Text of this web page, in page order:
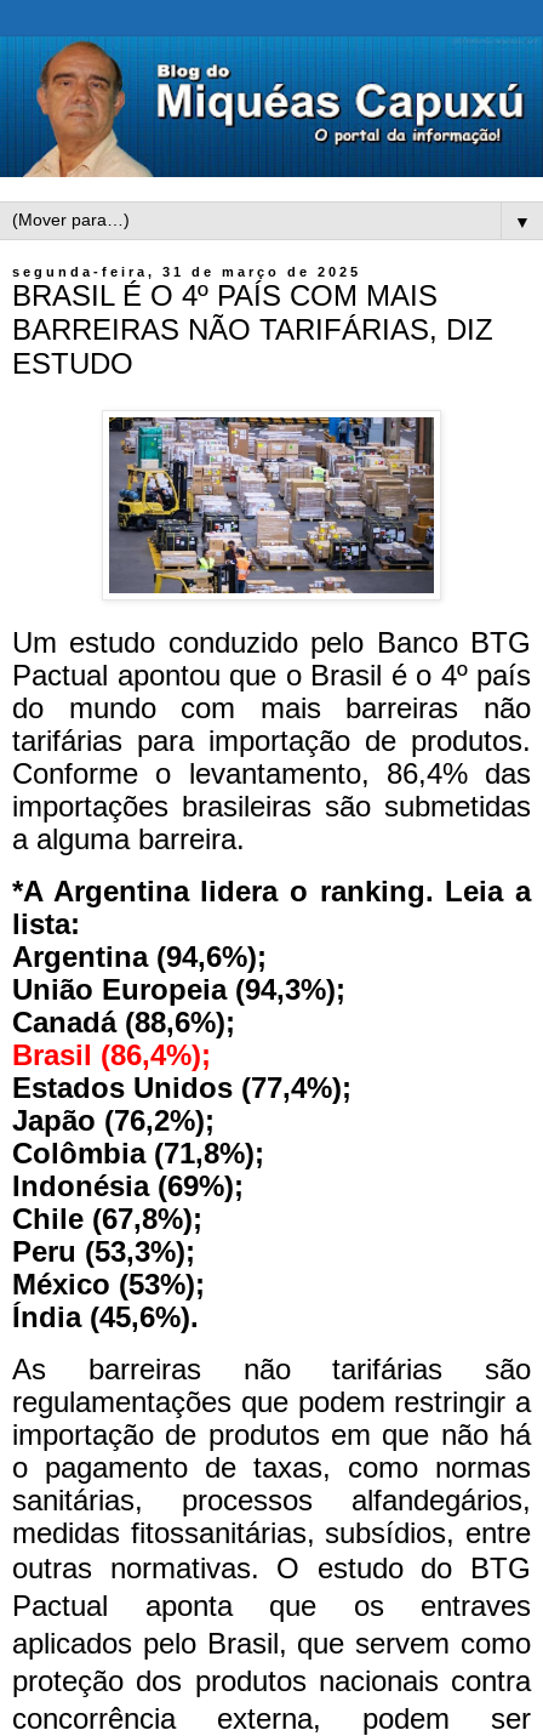
▼
segunda-feira, 31 de março de 2025
BRASIL É O 4º PAÍS COM MAIS
BARREIRAS NÃO TARIFÁRIAS, DIZ
ESTUDO
Um estudo conduzido pelo Banco BTG
Pactual apontou que o Brasil é o 4º país
do mundo com mais barreiras não
tarifárias para importação de produtos.
Conforme o levantamento, 86,4% das
importações brasileiras são submetidas
a alguma barreira.
*A Argentina lidera o ranking. Leia a
lista:
Argentina (94,6%);
União Europeia (94,3%);
Canadá (88,6%);
Brasil (86,4%);
Estados Unidos (77,4%);
Japão (76,2%);
Colômbia (71,8%);
Indonésia (69%);
Chile (67,8%);
Peru (53,3%);
México (53%);
Índia (45,6%).
As barreiras não tarifárias são
regulamentações que podem restringir a
importação de produtos em que não há
o pagamento de taxas, como normas
sanitárias, processos alfandegários,
medidas fitossanitárias, subsídios, entre
outras normativas. O estudo do BTG
Pactual aponta que os entraves
aplicados pelo Brasil, que servem como
proteção dos produtos nacionais contra
concorrência externa, podem ser